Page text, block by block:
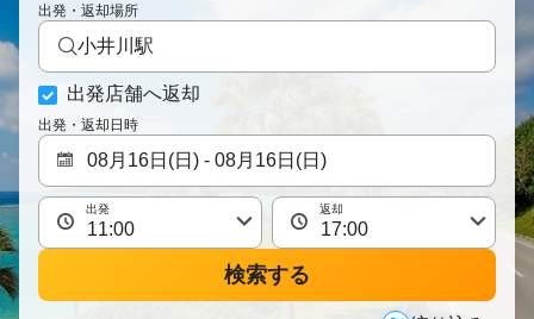
出発・返却場所
小井川駅
出発店舗へ返却
出発・返却日時
出発 返却
検索する